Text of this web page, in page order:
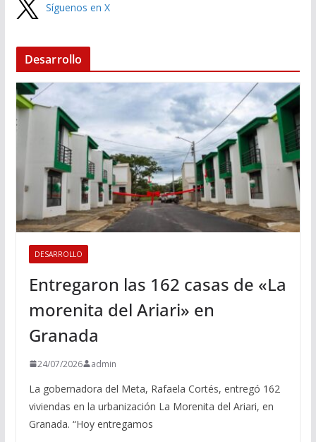
Síguenos en X
Desarrollo
DESARROLLO
Entregaron las 162 casas de «La
morenita del Ariari» en
Granada
24/07/2026 admin
La gobernadora del Meta, Rafaela Cortés, entregó 162
viviendas en la urbanización La Morenita del Ariari, en
Granada. “Hoy entregamos